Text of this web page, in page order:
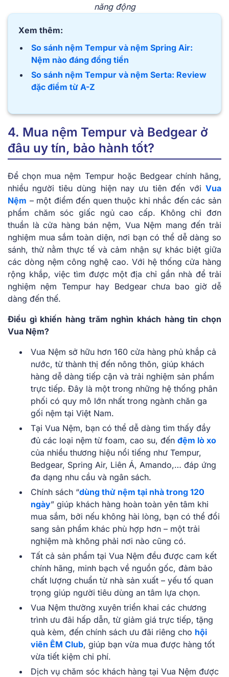
năng động
Xem thêm:
So sánh nệm Tempur và nệm Spring Air:
Nệm nào đáng đồng tiền
So sánh nệm Tempur và nệm Serta: Review
đặc điểm từ A-Z
4. Mua nệm Tempur và Bedgear ở
đâu uy tín, bảo hành tốt?
Để chọn mua nệm Tempur hoặc Bedgear chính hãng,
nhiều người tiêu dùng hiện nay ưu tiên đến với Vua
Nệm – một điểm đến quen thuộc khi nhắc đến các sản
phẩm chăm sóc giấc ngủ cao cấp. Không chỉ đơn
thuần là cửa hàng bán nệm, Vua Nệm mang đến trải
nghiệm mua sắm toàn diện, nơi bạn có thể dễ dàng so
sánh, thử nằm thực tế và cảm nhận sự khác biệt giữa
các dòng nệm công nghệ cao. Với hệ thống cửa hàng
rộng khắp, việc tìm được một địa chỉ gần nhà để trải
nghiệm nệm Tempur hay Bedgear chưa bao giờ dễ
dàng đến thế.
Điều gì khiến hàng trăm nghìn khách hàng tin chọn
Vua Nệm?
Vua Nệm sở hữu hơn 160 cửa hàng phủ khắp cả
nước, từ thành thị đến nông thôn, giúp khách
hàng dễ dàng tiếp cận và trải nghiệm sản phẩm
trực tiếp. Đây là một trong những hệ thống phân
phối có quy mô lớn nhất trong ngành chăn ga
gối nệm tại Việt Nam.
Tại Vua Nệm, bạn có thể dễ dàng tìm thấy đầy
đủ các loại nệm từ foam, cao su, đến đệm lò xo
của nhiều thương hiệu nổi tiếng như Tempur,
Bedgear, Spring Air, Liên Á, Amando,… đáp ứng
đa dạng nhu cầu và ngân sách.
Chính sách “dùng thử nệm tại nhà trong 120
ngày” giúp khách hàng hoàn toàn yên tâm khi
mua sắm, bởi nếu không hài lòng, bạn có thể đổi
sang sản phẩm khác phù hợp hơn – một trải
nghiệm mà không phải nơi nào cũng có.
Tất cả sản phẩm tại Vua Nệm đều được cam kết
chính hãng, minh bạch về nguồn gốc, đảm bảo
chất lượng chuẩn từ nhà sản xuất – yếu tố quan
trọng giúp người tiêu dùng an tâm lựa chọn.
Vua Nệm thường xuyên triển khai các chương
trình ưu đãi hấp dẫn, từ giảm giá trực tiếp, tặng
quà kèm, đến chính sách ưu đãi riêng cho hội
viên ÊM Club, giúp bạn vừa mua được hàng tốt
vừa tiết kiệm chi phí.
Dịch vụ chăm sóc khách hàng tại Vua Nệm được